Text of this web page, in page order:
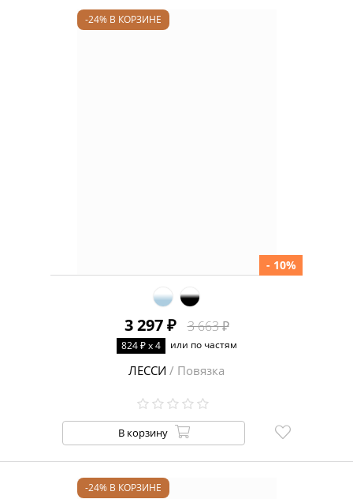
-24% В КОРЗИНЕ
3 297 ₽ 3 663 ₽
- 10%
824 ₽ x 4 или по частям
ЛЕССИ / Повязка
В корзину
-24% В КОРЗИНЕ